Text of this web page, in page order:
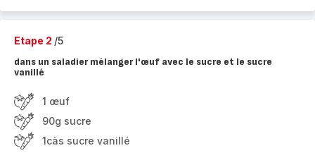
Etape 2 /5
dans un saladier mélanger l'œuf avec le sucre et le sucre
vanillé
1 œuf
90g sucre
1càs sucre vanillé